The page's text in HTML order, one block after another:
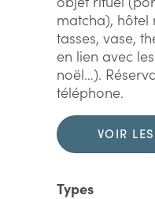
matcha), hôtel
tasses, vase,
en lien avec
noël…).
téléphone.
VOIR
Types